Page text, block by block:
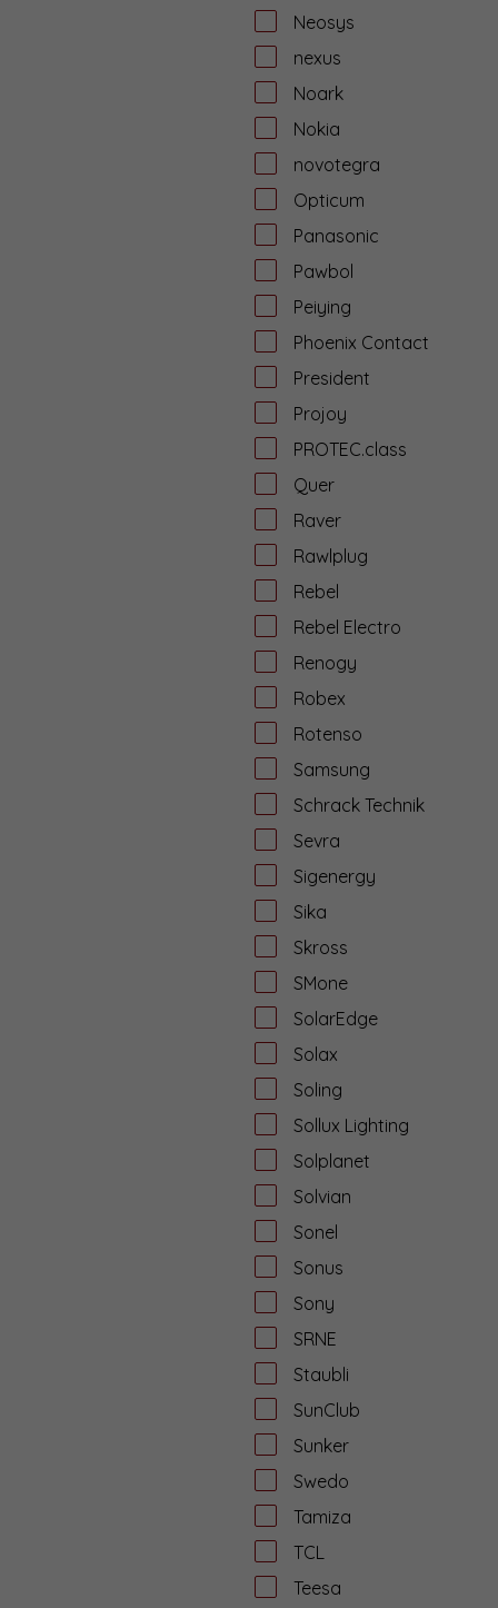
Neosys
nexus
Noark
Nokia
novotegra
Opticum
Panasonic
Pawbol
Peiying
Phoenix Contact
President
Projoy
PROTEC.class
Quer
Raver
Rawlplug
Rebel
Rebel Electro
Renogy
Robex
Rotenso
Samsung
Schrack Technik
Sevra
Sigenergy
Sika
Skross
SMone
SolarEdge
Solax
Soling
Sollux Lighting
Solplanet
Solvian
Sonel
Sonus
Sony
SRNE
Staubli
SunClub
Sunker
Swedo
Tamiza
TCL
Teesa